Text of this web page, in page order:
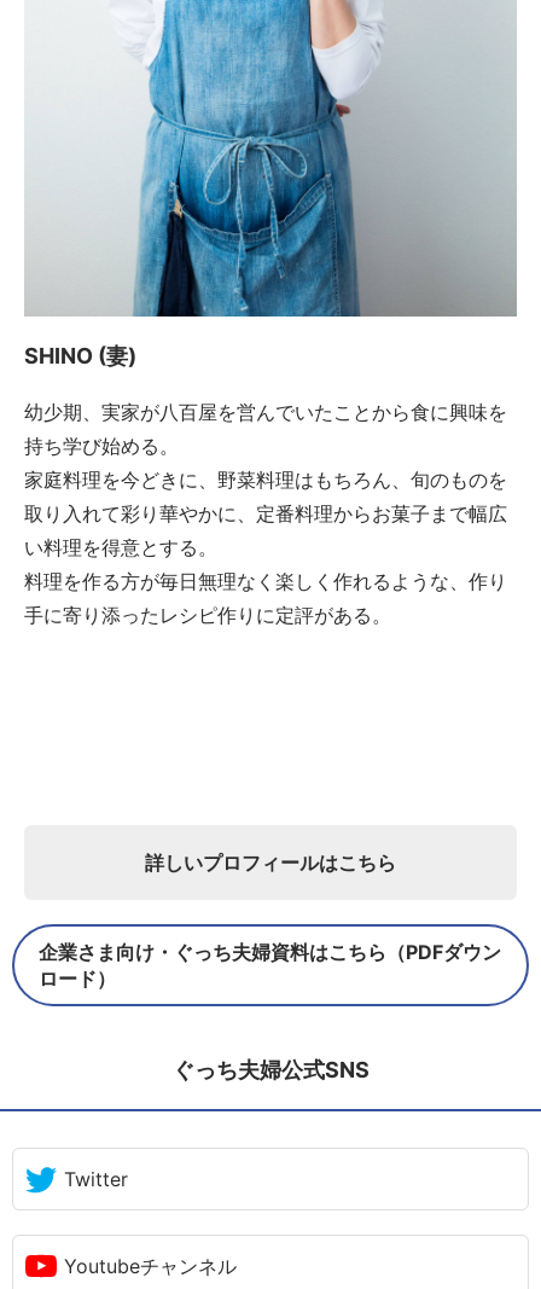
SHINO (妻)
幼少期、実家が八百屋を営んでいたことから食に興味を
持ち学び始める。
家庭料理を今どきに、野菜料理はもちろん、旬のものを
取り入れて彩り華やかに、定番料理からお菓子まで幅広
い料理を得意とする。
料理を作る方が毎日無理なく楽しく作れるような、作り
手に寄り添ったレシピ作りに定評がある。
詳しいプロフィールはこちら
企業さま向け・ぐっち夫婦資料はこちら（PDFダウン
ロード）
ぐっち夫婦公式SNS
Twitter
Youtubeチャンネル